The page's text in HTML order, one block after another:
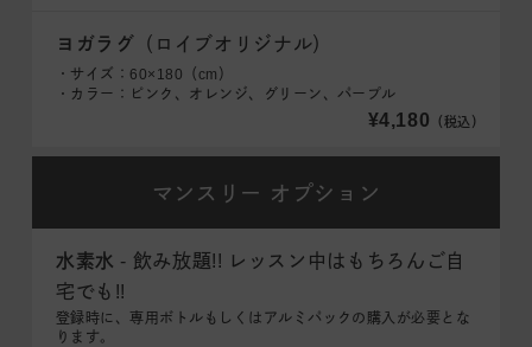
ヨガラグ （ロイブオリジナル）
・サイズ：60×180（cm）
・カラー：ピンク、オレンジ、グリーン、パープル
¥4,180 （税込）
マンスリー オプション
水素水 - 飲み放題!! レッスン中はもちろんご自
宅でも!!
登録時に、専用ボトルもしくはアルミパックの購入が必要とな
ります。